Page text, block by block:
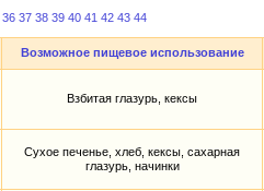
36 37 38 39 40 41 42 43 44
Возможное пищевое использование
Взбитая глазурь, кексы
Сухое печенье, хлеб, кексы, сахарная
глазурь, начинки